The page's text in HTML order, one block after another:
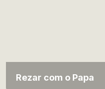
Rezar com o Papa